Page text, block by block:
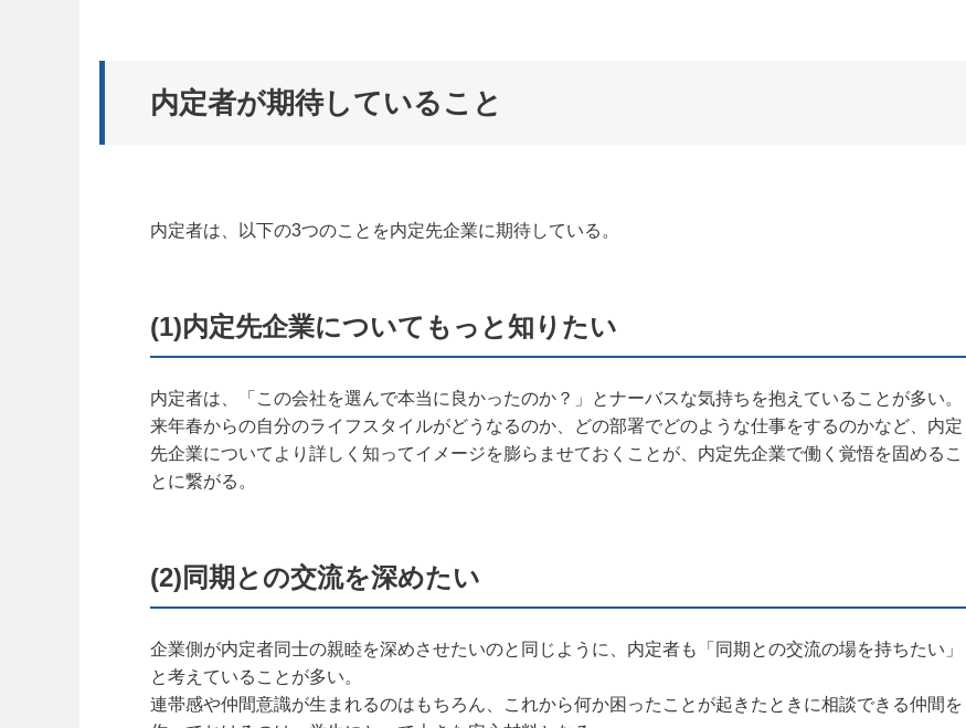
内定者が期待していること
内定者は、以下の3つのことを内定先企業に期待している。
(1)内定先企業についてもっと知りたい
内定者は、「この会社を選んで本当に良かったのか？」とナーバスな気持ちを抱えていることが多い。
来年春からの自分のライフスタイルがどうなるのか、どの部署でどのような仕事をするのかなど、内定
先企業についてより詳しく知ってイメージを膨らませておくことが、内定先企業で働く覚悟を固めるこ
とに繋がる。
(2)同期との交流を深めたい
企業側が内定者同士の親睦を深めさせたいのと同じように、内定者も「同期との交流の場を持ちたい」
と考えていることが多い。
連帯感や仲間意識が生まれるのはもちろん、これから何か困ったことが起きたときに相談できる仲間を